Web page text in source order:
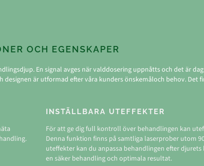
OCH EGENSKAPER
En signal avges när valddosering uppnåtts och det är
är utformad efter våra kunders önskemåloch behov.
INSTÄLLBARA UTEFFEKTER
För att ge dig full kontroll över behandlingen kan
Denna funktion finns på samtliga laserprober utom
uteffekter kan du anpassa behandlingen efter
en säker behandling och optimala resultat.